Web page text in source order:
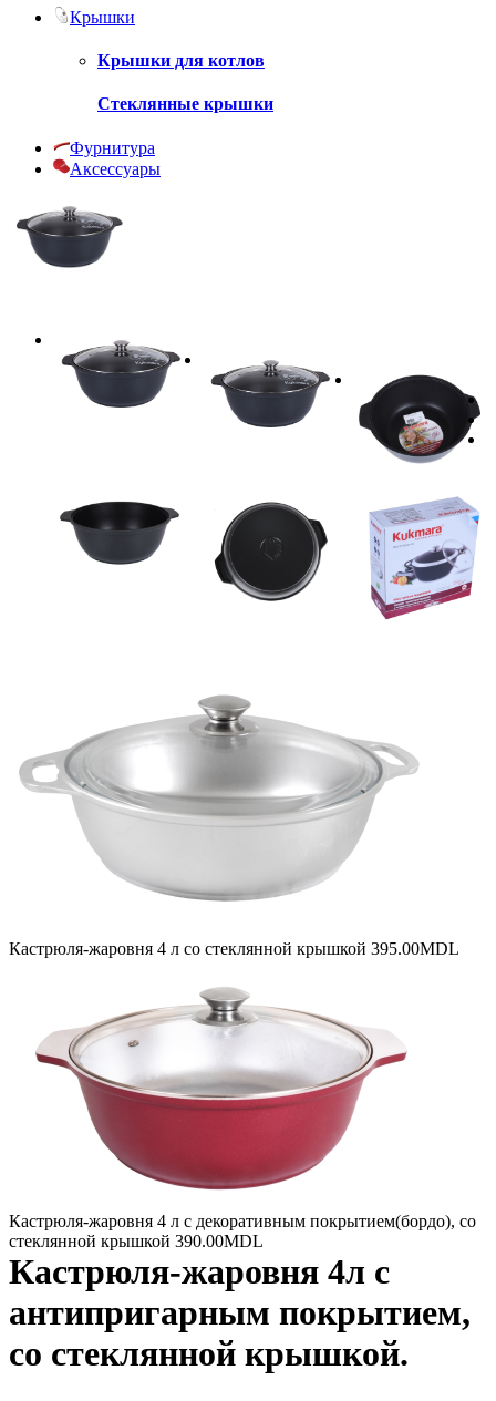
Крышки
Крышки для котлов
Стеклянные крышки
Фурнитура
Аксессуары
Кастрюля-жаровня 4 л со стеклянной крышкой 395.00MDL
Кастрюля-жаровня 4 л с декоративным покрытием(бордо), со
стеклянной крышкой 390.00MDL
Кастрюля-жаровня 4л с
антипригарным покрытием,
со стеклянной крышкой.